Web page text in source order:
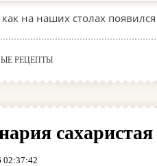
как на наших столах
РЕЦЕПТЫ
02:37:42